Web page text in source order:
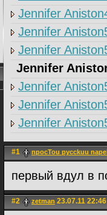
Jennifer
Jennifer
Jennifer
Jennifer
Jennifer
Jennifer
Jennifer
#1 npocTou pycckuu
первый вдул в
#2 zetman 23.07.11 22:46